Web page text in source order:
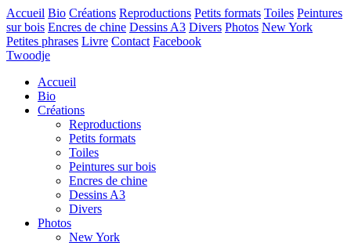
Accueil Bio Créations Reproductions Petits formats Toiles Peintures
sur bois Encres de chine Dessins A3 Divers Photos New York
Petites phrases Livre Contact Facebook
Twoodje
Accueil
Bio
Créations
Reproductions
Petits formats
Toiles
Peintures sur bois
Encres de chine
Dessins A3
Divers
Photos
New York